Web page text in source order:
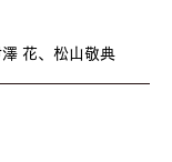
花、松山敬典